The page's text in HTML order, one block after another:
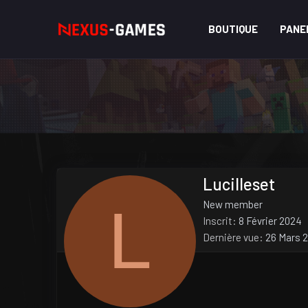
BOUTIQUE
L
Lucilleset
New member
Inscrit
8 Février 2024
Dernière vue
26 Mars